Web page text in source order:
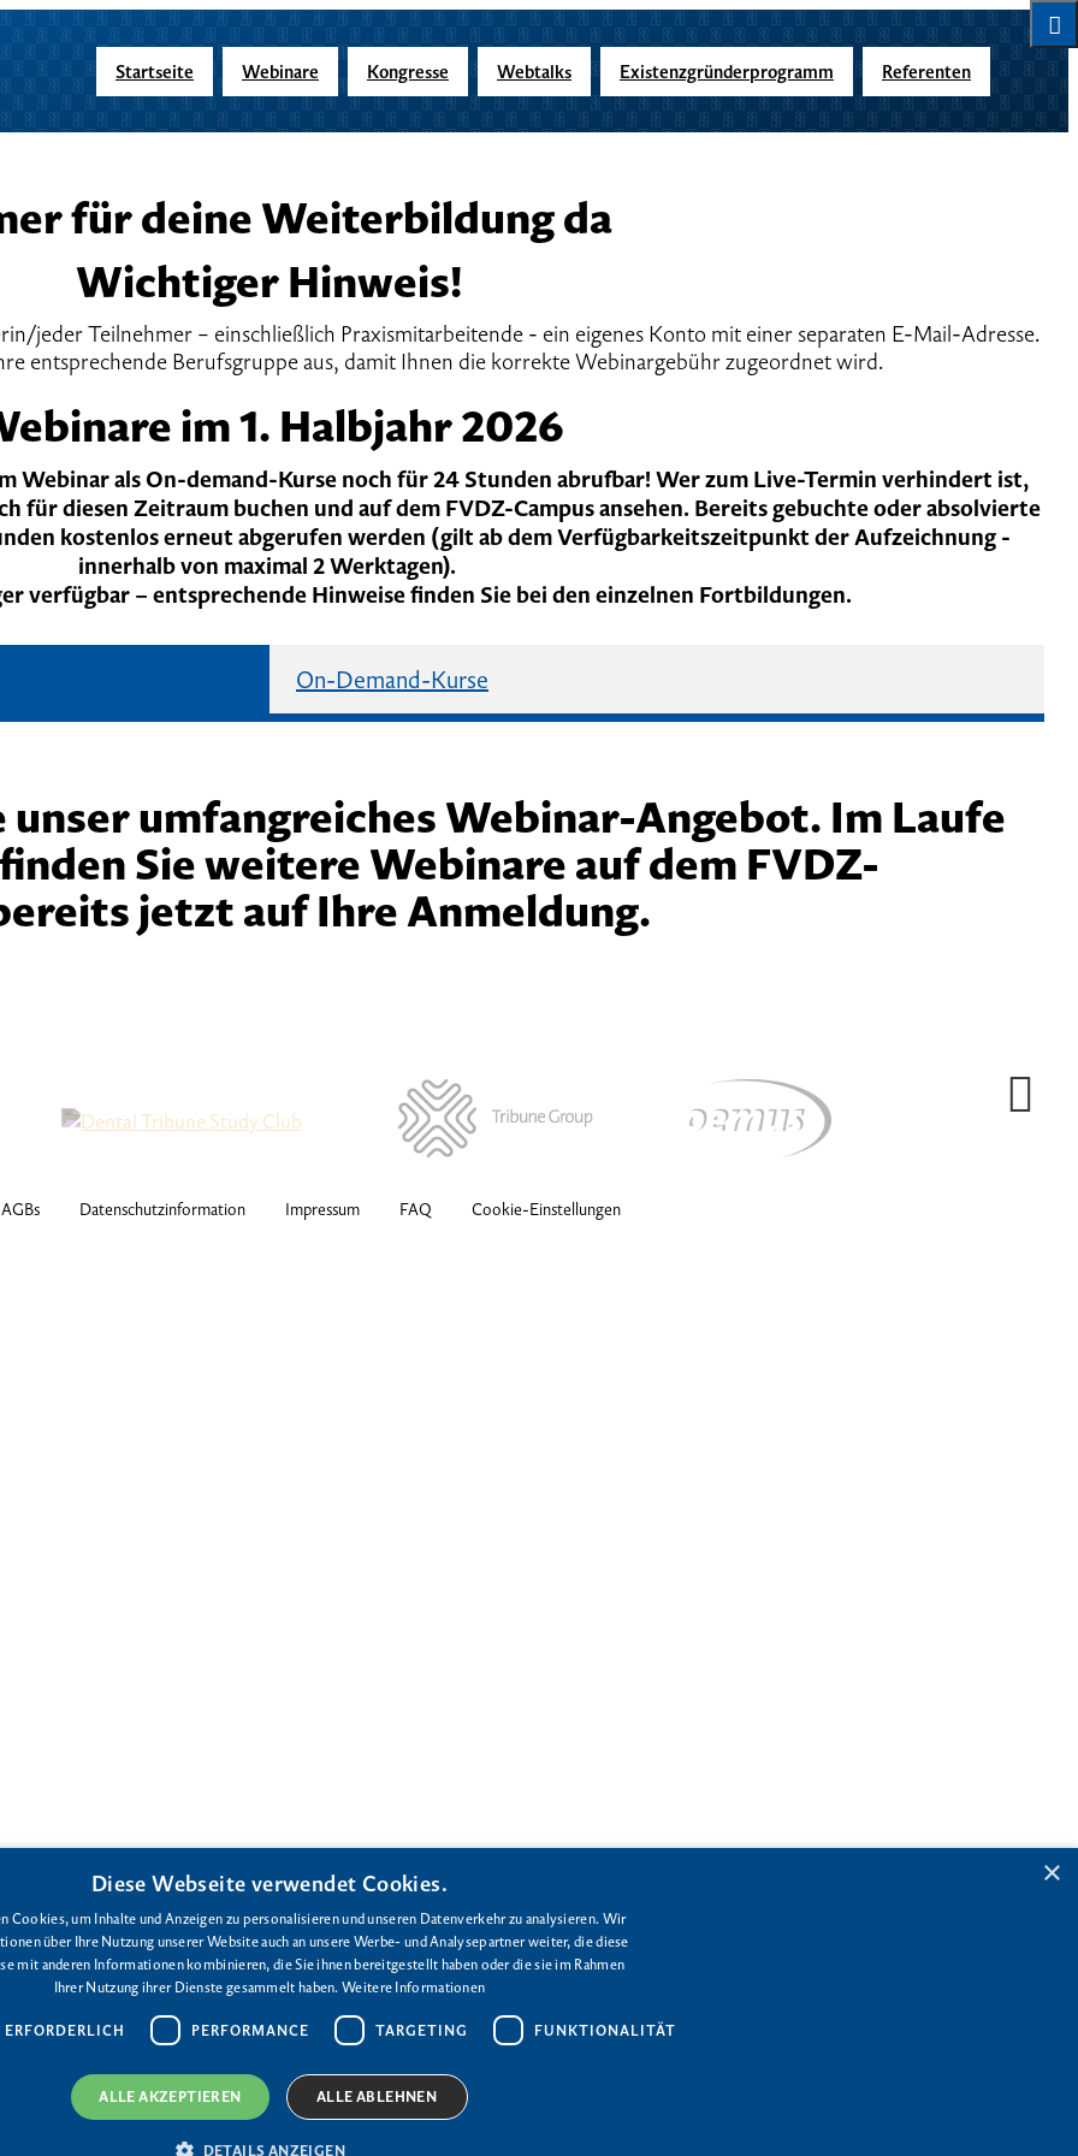
Startseite Webinare Kongresse Webtalks Existenzgründerprogramm Referenten
für deine Weiterbildung da
Wichtiger Hinweis!
jeder Teilnehmer – einschließlich Praxismitarbeitende - ein eigenes Konto mit einer separaten E-Mail-Adresse.
entsprechende Berufsgruppe aus, damit Ihnen die korrekte Webinargebühr zugeordnet wird.
im 1. Halbjahr 2026
Webinar als On-demand-Kurse noch für 24 Stunden abrufbar! Wer zum Live-Termin verhindert ist,
für diesen Zeitraum buchen und auf dem FVDZ-Campus ansehen. Bereits gebuchte oder absolvierte
kostenlos erneut abgerufen werden (gilt ab dem Verfügbarkeitszeitpunkt der Aufzeichnung -
innerhalb von maximal 2 Werktagen).
verfügbar – entsprechende Hinweise finden Sie bei den einzelnen Fortbildungen.
On-Demand-Kurse
umfangreiches Webinar-Angebot. Im Laufe
Sie weitere Webinare auf dem FVDZ-
jetzt auf Ihre Anmeldung.
AGBs Datenschutzinformation Impressum FAQ Cookie-Einstellungen
×
Diese Webseite verwendet Cookies.
Cookies, um Inhalte und Anzeigen zu personalisieren und unseren Datenverkehr zu analysieren. Wir
über Ihre Nutzung unserer Website auch an unsere Werbe- und Analysepartner weiter, die diese
mit anderen Informationen kombinieren, die Sie ihnen bereitgestellt haben oder die sie im Rahmen
Ihrer Nutzung ihrer Dienste gesammelt haben.Weitere Informationen
PERFORMANCE TARGETING FUNKTIONALITÄT
ALLE AKZEPTIEREN ALLE ABLEHNEN
DETAILS ANZEIGEN